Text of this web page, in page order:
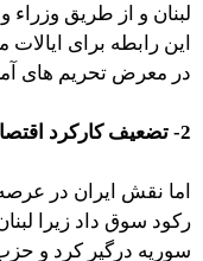
لبنان و از طریق وزراء
این رابطه برای
در معرض تحریم های
2- تضعیف کارکرد اقتصادی
اما نقش ایران در عرصه
رکود سوق داد زیرا
سوریه درگیر کرد و